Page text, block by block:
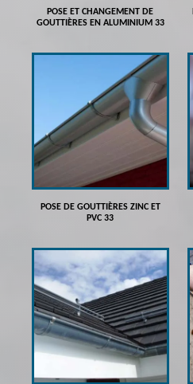
POSE ET CHANGEMENT DE
GOUTTIÈRES EN ALUMINIUM 33
POSE DE GOUTTIÈRES ZINC ET
PVC 33